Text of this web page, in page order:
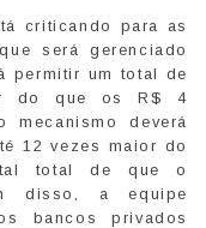
criticando para as
será gerenciado
permitir um total de
do que os R$ 4
deverá
12 vezes maior do
total de que o
disso, a equipe
bancos privados